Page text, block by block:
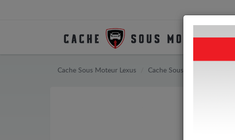
Cache Sous Moteur Lexus Cache Sous Moteur Lexus UX